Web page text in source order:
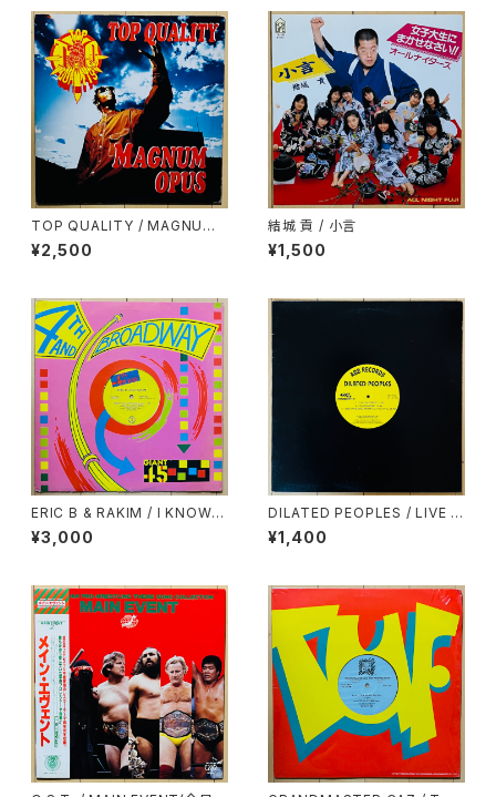
TOP QUALITY / MAGNUM
OPUS
¥2,500
結城 貢 / 小言
¥1,500
ERIC B & RAKIM / I KNOW Y
OU GOT SOUL
¥3,000
DILATED PEOPLES / LIVE O
N STAGE
¥1,400